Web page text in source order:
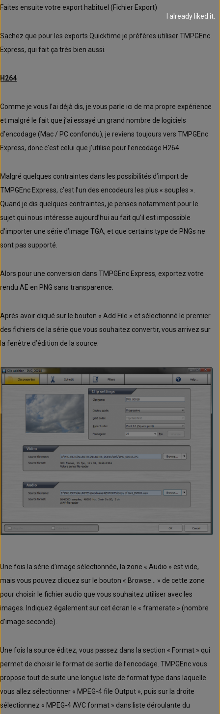
Faites ensuite votre export habituel (Fichier Export)
Sachez que pour les exports Quicktime je préfères utiliser TMPGEnc
Express, qui fait ça très bien aussi.
H264
Comme je vous l’ai déjà dis, je vous parle ici de ma propre expérience
et malgré le fait que j’ai essayé un grand nombre de logiciels
d’encodage (Mac / PC confondu), je reviens toujours vers TMPGEnc
Express, donc c’est celui que j’utilise pour l’encodage H264.
Malgré quelques contraintes dans les possibilités d’import de
TMPGEnc Express, c’est l’un des encodeurs les plus « souples ».
Quand je dis quelques contraintes, je penses notamment pour le
sujet qui nous intéresse aujourd’hui au fait qu’il est impossible
d’importer une série d’image TGA, et que certains type de PNGs ne
sont pas supporté.
Alors pour une conversion dans TMPGEnc Express, exportez votre
rendu AE en PNG sans transparence.
Après avoir cliqué sur le bouton « Add File » et sélectionné le premier
des fichiers de la série que vous souhaitez convertir, vous arrivez sur
la fenêtre d’édition de la source:
Une fois la série d’image sélectionnée, la zone « Audio » est vide,
mais vous pouvez cliquez sur le bouton « Browse… » de cette zone
pour choisir le fichier audio que vous souhaitez utiliser avec les
images. Indiquez également sur cet écran le « framerate » (nombre
d’image seconde).
Une fois la source éditez, vous passez dans la section « Format » qui
permet de choisir le format de sortie de l’encodage. TMPGEnc vous
propose tout de suite une longue liste de format type dans laquelle
vous allez sélectionner « MPEG-4 file Output », puis sur la droite
sélectionnez « MPEG-4 AVC format » dans liste déroulante du
I already liked it.